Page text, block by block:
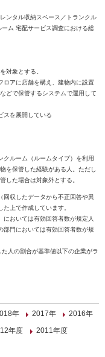
ンタル収納スペース／トランクル
ム 宅配サービス調査における総
対象とする。
ロアに店舗を構え、建物内に設置
どで保管するシステムで運用して
スを展開している
クルーム（ルームタイプ）を利用
を保管した経験がある人。ただし
した場合は対象外とする。
収したデータから不正回答や異
上で作成しています。
おいては有効回答者数が規定人
部門においては有効回答者数が規
人の割合が基準値以下の企業がラ
年 2017年
2016年
年度
2011年度